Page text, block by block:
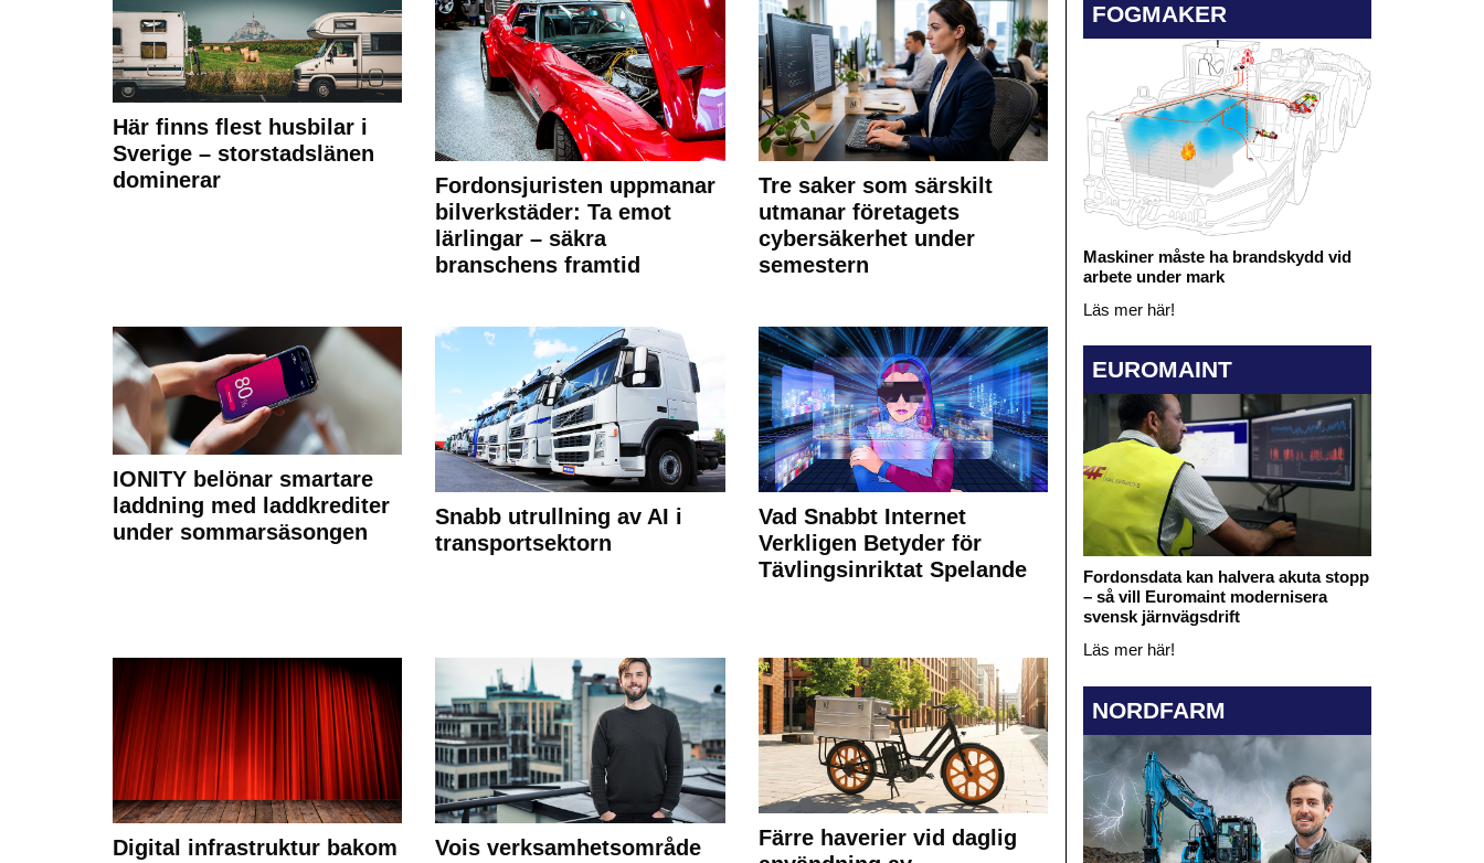
Här finns flest husbilar i
Sverige – storstadslänen
dominerar
Fordonsjuristen uppmanar
bilverkstäder: Ta emot
lärlingar – säkra
branschens framtid
Tre saker som särskilt
utmanar företagets
cybersäkerhet under
semestern
IONITY belönar smartare
laddning med laddkrediter
under sommarsäsongen
Snabb utrullning av AI i
transportsektorn
Vad Snabbt Internet
Verkligen Betyder för
Tävlingsinriktat Spelande
Digital infrastruktur bakom
Vois verksamhetsområde
Färre haverier vid daglig
FOGMAKER
Maskiner måste ha brandskydd vid
arbete under mark
Läs mer här!
EUROMAINT
Fordonsdata kan halvera akuta stopp
– så vill Euromaint modernisera
svensk järnvägsdrift
Läs mer här!
NORDFARM